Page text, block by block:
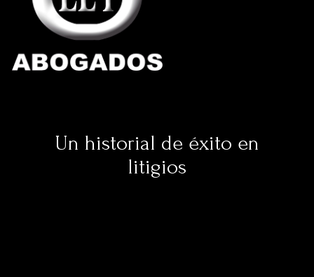
Un historial de éxito en
litigios